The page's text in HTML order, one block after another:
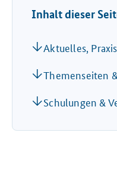
Inhalt dieser
Aktuelles,
Themenseiten
Schulungen &